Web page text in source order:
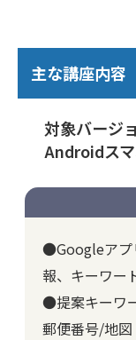
主な講座内容
対象バージ
Androidス
●Googleアプ
報、キーワー
●提案キーワ
郵便番号/地図